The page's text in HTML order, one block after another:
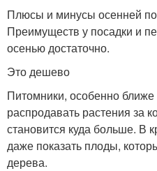
Плюсы и минусы осенней
Преимуществ у посадки и
осенью достаточно.
Это дешево
Питомники, особенно
распродавать растения за
становится куда больше. В
даже показать плоды,
дерева.